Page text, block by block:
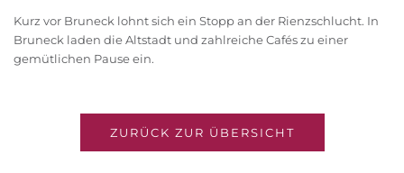
Kurz vor Bruneck lohnt sich ein Stopp an der Rienzschlucht. In
Bruneck laden die Altstadt und zahlreiche Cafés zu einer
gemütlichen Pause ein.
ZURÜCK ZUR ÜBERSICHT